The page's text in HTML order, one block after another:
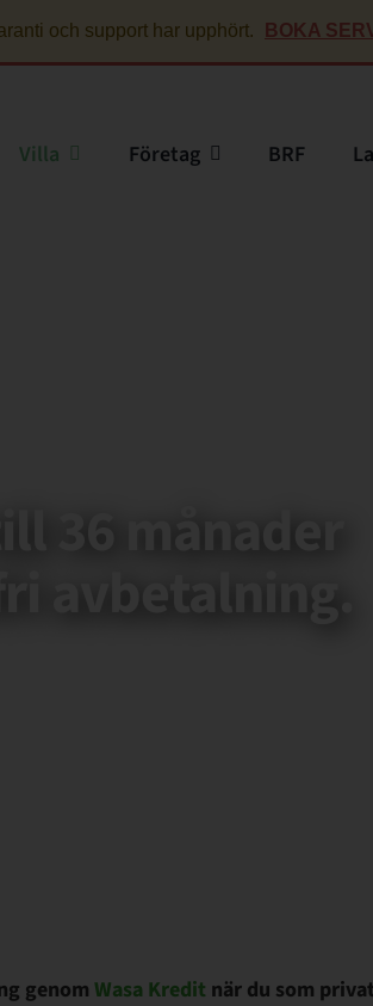
och support har upphört. BOKA
Villa Företag BRF
genom Wasa Kredit när du som